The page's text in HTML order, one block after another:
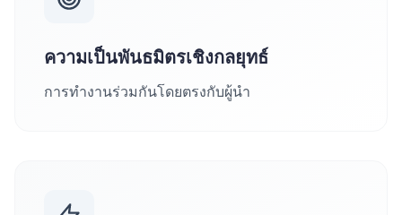
ความเป็นพันธมิตรเชิงกลยุทธ์
การทำงานร่วมกันโดยตรงกับผู้นำ